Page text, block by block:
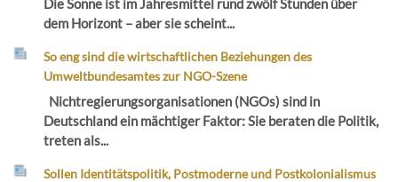
Die Sonne ist im Jahresmittel rund zwölf Stunden über
dem Horizont – aber sie scheint...
So eng sind die wirtschaftlichen Beziehungen des
Umweltbundesamtes zur NGO-Szene
Nichtregierungsorganisationen (NGOs) sind in
Deutschland ein mächtiger Faktor: Sie beraten die Politik,
treten als...
Sollen Identitätspolitik, Postmoderne und Postkolonialismus